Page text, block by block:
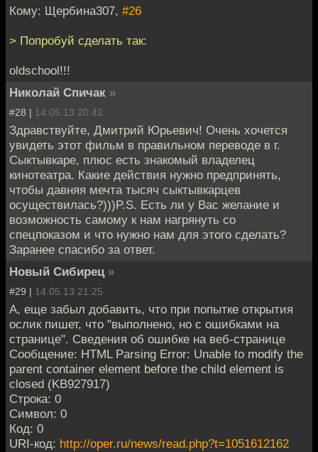
Кому: Щербина307, #26
> Попробуй сделать так:
oldschool!!!
Николай Спичак »
#28 | 14.05.13 20:42
Здравствуйте, Дмитрий Юрьевич! Очень хочется
увидеть этот фильм в правильном переводе в г.
Сыктывкаре, плюс есть знакомый владелец
кинотеатра. Какие действия нужно предпринять,
чтобы давняя мечта тысяч сыктывкарцев
осуществилась?)))P.S. Есть ли у Вас желание и
возможность самому к нам нагрянуть со
спецпоказом и что нужно нам для этого сделать?
Заранее спасибо за ответ.
Новый Сибирец »
#29 | 14.05.13 21:25
А, еще забыл добавить, что при попытке открытия
ослик пишет, что "выполнено, но с ошибками на
странице". Сведения об ошибке на веб-странице
Сообщение: HTML Parsing Error: Unable to modify the
parent container element before the child element is
closed (KB927917)
Строка: 0
Символ: 0
Код: 0
URI-код: http://oper.ru/news/read.php?t=1051612162